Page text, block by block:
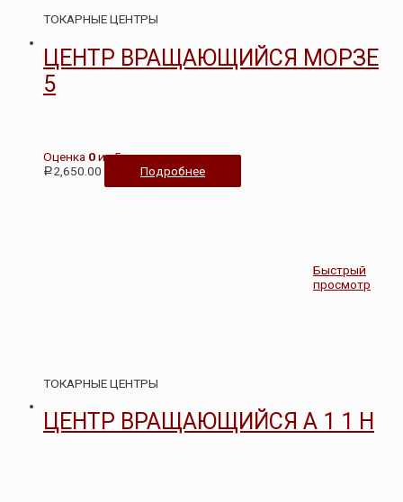
ТОКАРНЫЕ ЦЕНТРЫ
ЦЕНТР ВРАЩАЮЩИЙСЯ МОРЗЕ
5
Оценка 0из 5
Р 2,650.00 Подробнее
Быстрый
просмотр
ТОКАРНЫЕ ЦЕНТРЫ
ЦЕНТР ВРАЩАЮЩИЙСЯ А 1 1 Н